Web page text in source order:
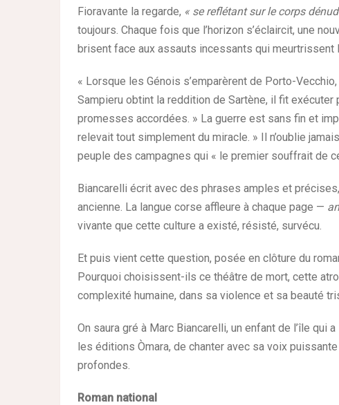
Fioravante la regarde, « se reflétant sur le corps
toujours. Chaque fois que l’horizon s’éclaircit, une
brisent face aux assauts incessants qui meurtrissent
« Lorsque les Génois s’emparèrent de Porto-
Sampieru obtint la reddition de Sartène, il fit
promesses accordées. » La guerre est sans fin et
relevait tout simplement du miracle. » Il n’oublie
peuple des campagnes qui « le premier souffrait de
Biancarelli écrit avec des phrases amples et
ancienne. La langue corse affleure à chaque page —
vivante que cette culture a existé, résisté, survécu.
Et puis vient cette question, posée en clôture du
Pourquoi choisissent-ils ce théâtre de mort, cette
complexité humaine, dans sa violence et sa beauté
On saura gré à Marc Biancarelli, un enfant de l’île
les éditions Òmara, de chanter avec sa voix
profondes.
Roman national